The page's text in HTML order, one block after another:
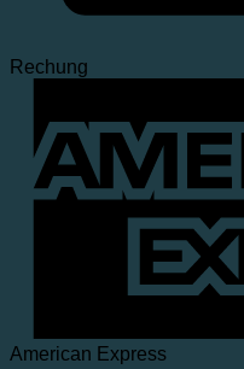
Rechung
American Express